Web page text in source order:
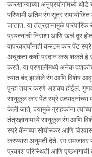
कारखान्याच्या अनुप्रयोगांमध्ये
परिणामी अंतिम रंग सूत्र
जातात. या तंत्रज्ञानामुळे
प्रयत्नांची निराशा आणि खर्च दूर
वापरकर्त्यांनाही कस्टम कार पेंट
अचूकता कशी प्रदान करू शकते हे
करते. या प्रणालीमध्ये अनेक
त्यात बंद झालेले रंग आणि विशेष
पुन्हा तयार करणे अशक्य होईल.
सानुकूल कार पेंट स्प्रे उत्पादनांच्या
केली जाते, ज्यामुळे ग्राहकांना
तंत्रज्ञानामध्ये सानुकूल रंग आणि
स्प्रे कॅनच्या सोयीस्कर आणि
करण्यास अनुमती देते. रंग समजावर
प्रकाश परिस्थिती आणि